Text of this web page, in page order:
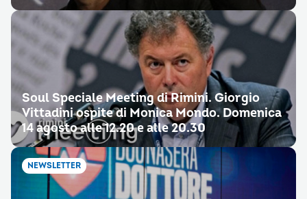
Soul Speciale Meeting di Rimini. Giorgio
Vittadini ospite di Monica Mondo. Domenica
14 agosto alle 12.20 e alle 20.30
NEWSLETTER